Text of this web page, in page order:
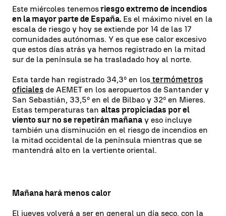
Este miércoles tenemosriesgo extremo de incendios
en la mayor parte de España. Es el máximo nivel en la
escala de riesgo y hoy se extiende por 14 de las 17
comunidades autónomas. Y es que ese calor excesivo
que estos días atrás ya hemos registrado en la mitad
sur de la península se ha trasladado hoy al norte.
Esta tarde han registrado 34,3º en los termómetros
oficiales de AEMET en los aeropuertos de Santander y
San Sebastián, 33,5º en el de Bilbao y 32º en Mieres.
Estas temperaturas tan altas propiciadas por el
viento sur no se repetirán mañana y eso incluye
también una disminución en el riesgo de incendios en
la mitad occidental de la península mientras que se
mantendrá alto en la vertiente oriental.
Mañana hará menos calor
El jueves volverá a ser en general un día seco, con la